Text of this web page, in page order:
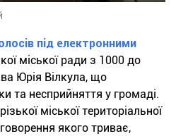
під електронними
міської ради з 1000 до
Юрія Вілкула, що
та несприйняття у громаді.
міської територіальної
якого триває,